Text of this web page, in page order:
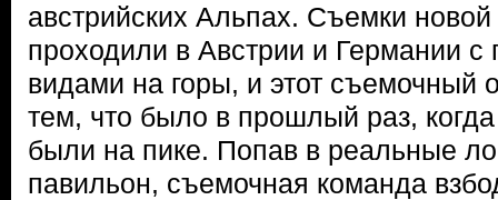
австрийских Альпах. Съемки
проходили в Австрии и Германии
видами на горы, и этот съемочный
тем, что было в прошлый раз,
были на пике. Попав в реальные
павильон, съемочная команда